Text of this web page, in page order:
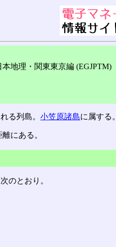
地理・関東東京編 (EGJPTM)
る列島。 小笠原諸島に属する
にある。
のとおり。